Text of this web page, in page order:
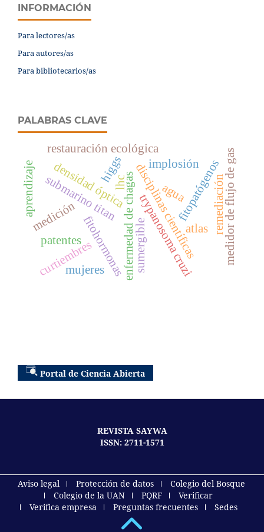
INFORMACIÓN
Para lectores/as
Para autores/as
Para bibliotecarios/as
PALABRAS CLAVE
disciplinas científicas
fitohormonas
submarino titanenfermedad de chagastrypanosoma cruzi
fitopatógenos
restauración ecológica
agua
sumergible
curtiembres
remediación
patentes medidor de flujo de gas
densidad óptica implosión
atlas
medición
aprendizaje lhc
higgs
mujeres
Portal de Ciencia Abierta
REVISTA SAYWA
ISSN: 2711-1571
Aviso legal Protección de datos
Colegio del Bosque
Colegio de la UAN
PQRF
Verificar
Verifica empresa
Preguntas frecuentes Sedes